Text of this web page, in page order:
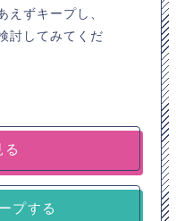
ずキープし、
討してみてくだ
プする